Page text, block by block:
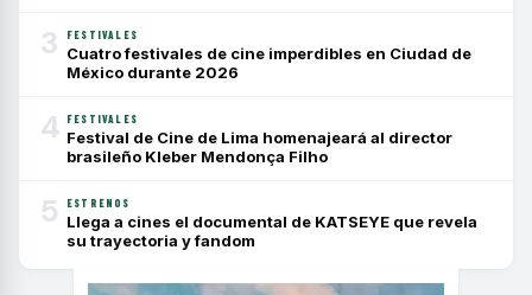
3 FESTIVALES
Cuatro festivales de cine imperdibles en Ciudad de
México durante 2026
4 FESTIVALES
Festival de Cine de Lima homenajeará al director
brasileño Kleber Mendonça Filho
5 ESTRENOS
Llega a cines el documental de KATSEYE que revela
su trayectoria y fandom